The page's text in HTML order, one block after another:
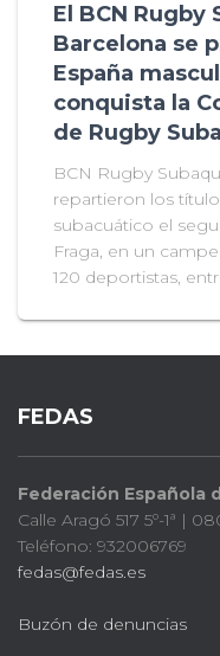
El BCN Rugby
Barcelona se
España
conquista la
de Rugby
BCN Rugby
repartieron los
subacuático el
Fraga, en un
120 deportistas,
FEDAS
Federación Española
Calle Aragó 517 5º-1ª |
Teléfono: 932006769
fedas@fedas.es
Buzón de denuncias